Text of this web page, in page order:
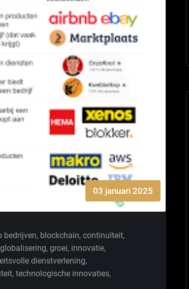
03 januari 2025
bedrijven, blockchain, continuïteit,
globalisering, groei, innovatie,
dienstverlening,
, technologische innovaties,